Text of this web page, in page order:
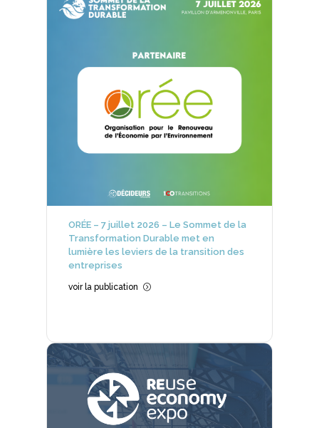
ORÉE – 7 juillet 2026 – Le Sommet de la
Transformation Durable met en
lumière les leviers de la transition des
entreprises
voir la publication =